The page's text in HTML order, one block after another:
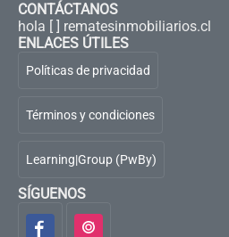
CONTÁCTANOS
hola [ ] rematesinmobiliarios.cl
ENLACES ÚTILES
Políticas de privacidad
Términos y condiciones
Learning|Group (PwBy)
SÍGUENOS